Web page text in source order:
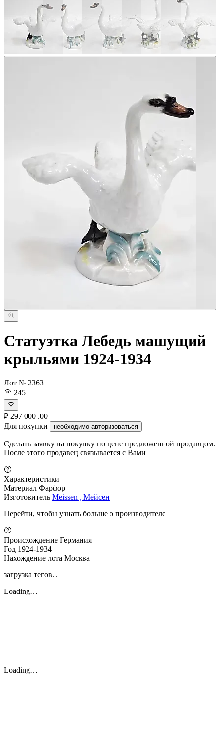
Статуэтка Лебедь машущий
крыльями 1924-1934
Лот № 2363
245
₽ 297 000 .00
Для покупки
необходимо авторизоваться
Сделать заявку на покупку по цене предложенной продавцом.
После этого продавец связывается с Вами
Характеристики
Материал Фарфор
Изготовитель Meissen , Мейсен
Перейти, чтобы узнать больше о производителе
Происхождение Германия
Год 1924-1934
Нахождение лота Москва
загрузка тегов...
Loading…
Loading…